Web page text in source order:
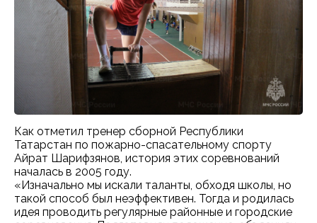
Как отметил тренер сборной Республики
Татарстан по пожарно-спасательному спорту
Айрат Шарифзянов, история этих соревнований
началась в 2005 году.
«Изначально мы искали таланты, обходя школы, но
такой способ был неэффективен. Тогда и родилась
идея проводить регулярные районные и городские